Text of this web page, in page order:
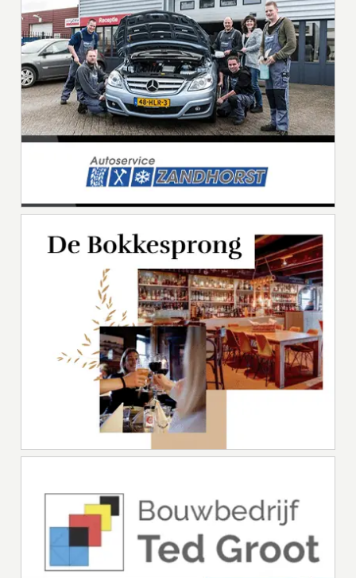
Advertorial
WEEKAANBIEDING BIJ KEURSLAGER
ROGIER VAN DEN BOS
Het lekkerste vlees haalt u natuurlijk bij de Keurslager! In de toonbank
presenteren wij het allerbeste vlees van uitmuntende kwaliteit. Met
VACATURE BIJ WARMTHUIS:
WOONZORGHELPENDE 12-24 UUR
Heb je altijd al willen zorgen voor mensen met dementie op een plek